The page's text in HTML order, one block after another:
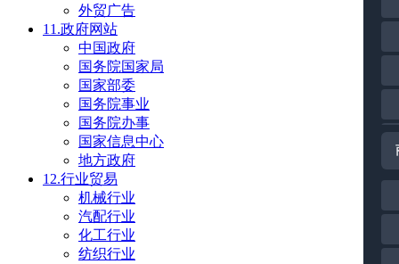
外贸广告
11.政府网站
中国政府
国务院国家局
国家部委
国务院事业
国务院办事
国家信息中心
地方政府
12.行业贸易
机械行业
汽配行业
化工行业
纺织行业